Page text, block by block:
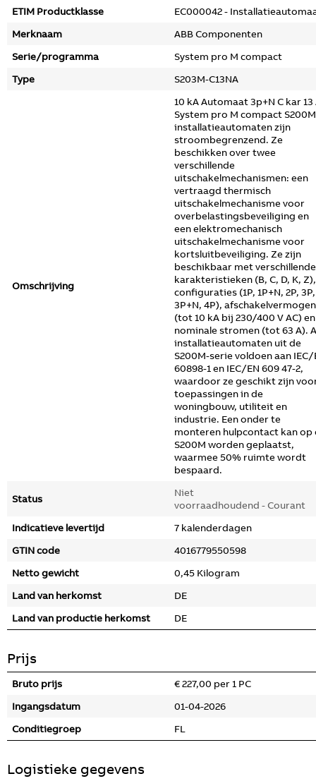
ETIM Productklasse
EC000042 -
Merknaam
ABB Componenten
Serie/programma
System pro M compact
Type
S203M-C13NA
Omschrijving
10 kA Automaat 3p+N C kar 13
System pro M compact S200M
installatieautomaten zijn
stroombegrenzend. Ze
beschikken over twee
verschillende
uitschakelmechanismen: een
vertraagd thermisch
uitschakelmechanisme voor
overbelastingsbeveiliging en
een elektromechanisch
uitschakelmechanisme voor
kortsluitbeveiliging. Ze zijn
beschikbaar met verschillende
karakteristieken (B, C, D, K, Z),
configuraties (1P, 1P+N, 2P, 3P,
3P+N, 4P),
(tot 10 kA bij 230/400 V AC) en
nominale stromen (tot 63 A).
installatieautomaten uit de
S200M-serie voldoen aan IEC/
60898-1 en IEC/EN 609 47-2,
waardoor ze geschikt zijn
toepassingen in de
woningbouw, utiliteit en
industrie. Een onder te
monteren hulpcontact kan op
S200M worden geplaatst,
waarmee 50% ruimte wordt
bespaard.
Status
Niet
voorraadhoudend - Courant
Indicatieve levertijd
7 kalenderdagen
GTIN code
4016779550598
Netto gewicht
0,45 Kilogram
Land van herkomst
DE
Land van productie herkomst
DE
Prijs
Bruto prijs
€ 227,00 per 1 PC
Ingangsdatum
01-04-2026
Conditiegroep
FL
Logistieke gegevens